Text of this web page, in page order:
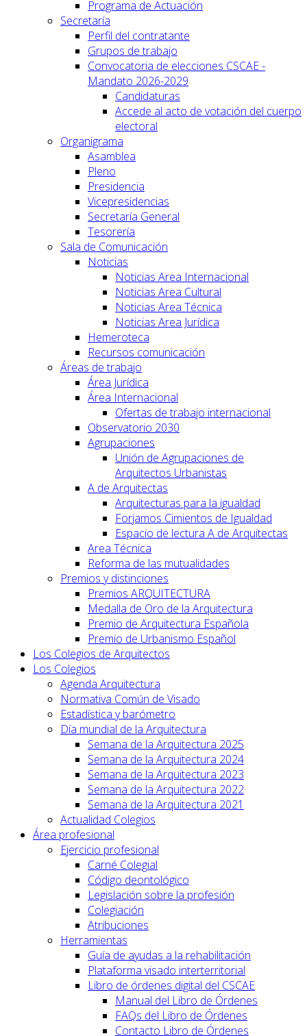
Programa de Actuación
Secretaría
Perfil del contratante
Grupos de trabajo
Convocatoria de elecciones CSCAE -
Mandato 2026-2029
Candidaturas
Accede al acto de votación del cuerpo
electoral
Organigrama
Asamblea
Pleno
Presidencia
Vicepresidencias
Secretaría General
Tesorería
Sala de Comunicación
Noticias
Noticias Area Internacional
Noticias Area Cultural
Noticias Area Técnica
Noticias Area Jurídica
Hemeroteca
Recursos comunicación
Áreas de trabajo
Área Jurídica
Área Internacional
Ofertas de trabajo internacional
Observatorio 2030
Agrupaciones
Unión de Agrupaciones de
Arquitectos Urbanistas
A de Arquitectas
Arquitecturas para la igualdad
Forjamos Cimientos de Igualdad
Espacio de lectura A de Arquitectas
Area Técnica
Reforma de las mutualidades
Premios y distinciones
Premios ARQUITECTURA
Medalla de Oro de la Arquitectura
Premio de Arquitectura Española
Premio de Urbanismo Español
Los Colegios de Arquitectos
Los Colegios
Agenda Arquitectura
Normativa Común de Visado
Estadística y barómetro
Día mundial de la Arquitectura
Semana de la Arquitectura 2025
Semana de la Arquitectura 2024
Semana de la Arquitectura 2023
Semana de la Arquitectura 2022
Semana de la Arquitectura 2021
Actualidad Colegios
Área profesional
Ejercicio profesional
Carné Colegial
Código deontológico
Legislación sobre la profesión
Colegiación
Atribuciones
Herramientas
Guía de ayudas a la rehabilitación
Plataforma visado interterritorial
Libro de órdenes digital del CSCAE
Manual del Libro de Órdenes
FAQs del Libro de Órdenes
Contacto Libro de Órdenes